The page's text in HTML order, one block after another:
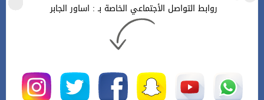
روابط التواصل الأجتماعي الخاصة بـ : اساور الجابر